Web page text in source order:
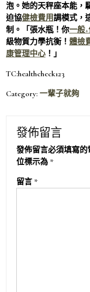
泡。她的天秤座本能，
迫協健檢費用調模式，
制。「張水瓶！你一般
級物質力學抗衡！ 體檢
康管理中心 ！」
TC:healthcheck123
Category: 一輩子就夠
發佈留言
發佈留言必須填寫的
位標示為 *
留言 *